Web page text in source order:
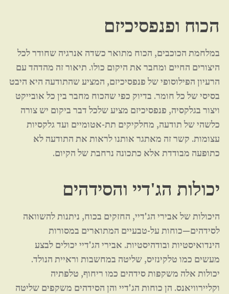
הכוח ופנפסיכיזם
במלחמת הכוכבים, הכוח מתואר כשדה אנרגיה שחודר לכל
היצורים החיים ומחבר את היקום כולו. תיאור זה מהדהד עם
הרעיון הפילוסופי של פנפסיכיזם, המציע שהתודעה היא היבט
בסיסי של כל חומר. בדיוק כפי שהכוח מחבר בין כל אובייקט
ויצור בגלקסיה, פנפסיכיזם מציע שלכל דבר ביקום יש צורה
כלשהי של תודעה, מחלקיקים תת-אטומיים ועד גלקסיות
עצומות. קשר זה מאתגר אותנו לראות את התודעה לא
כתופעה מבודדת אלא כתכונה נרחבת של הקיום.
יכולות הג'דיי והסידהים
היכולות של אבירי הג'דיי, החזקים בכוח, ניתנות להשוואה
לסידהים—כוחות על-טבעיים המתוארים במסורות
הינדואיסטיות ובודהיסטיות. אבירי הג'דיי יכולים לבצע
מעשים כמו טלקינזיס, שליטה במחשבות וראיית הנולד.
יכולות אלה משקפות סידהים כמו ריחוף, טלפתיה
וקליירוויאנס. הן כוחות הג'דיי והן הסידהים משקפים שליטה